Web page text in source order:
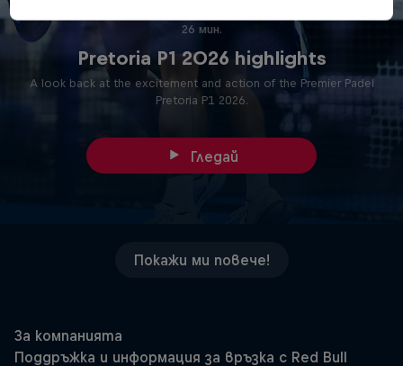
26 мин.
Pretoria P1 2026 highlights
A look back at the excitement and action of the Premier Padel
Pretoria P1 2026.
Гледай
Покажи ми повече!